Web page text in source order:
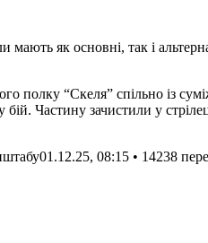
як основні, так і
“Скеля” спільно із
бій. Частину зачистили у
01.12.25, 08:15 • 14238